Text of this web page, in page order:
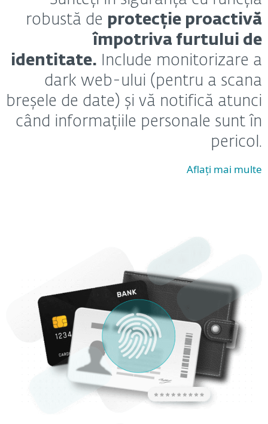
robustă de protecție proactivă
împotriva furtului de
identitate. Include monitorizare a
dark web-ului (pentru a scana
breșele de date) și vă notifică atunci
când informațiile personale sunt în
pericol.
Aflați mai multe